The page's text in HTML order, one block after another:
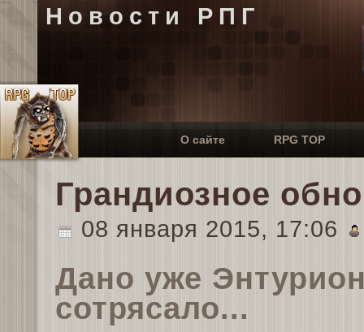
Новости РПГ
О сайте RPG TOP
Грандиозное
08 января 2015, 17:06
Дано уже
сотрясало...